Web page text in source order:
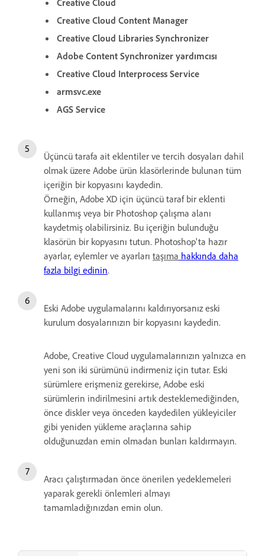
Creative Cloud
Creative Cloud Content Manager
Creative Cloud Libraries Synchronizer
Adobe Content Synchronizer yardımcısı
Creative Cloud Interprocess Service
armsvc.exe
AGS Service
Üçüncü tarafa ait eklentiler ve tercih dosyaları dahil
olmak üzere Adobe ürün klasörlerinde bulunan tüm
içeriğin bir kopyasını kaydedin.
Örneğin, Adobe XD için üçüncü taraf bir eklenti
kullanmış veya bir Photoshop çalışma alanı
kaydetmiş olabilirsiniz. Bu içeriğin bulunduğu
klasörün bir kopyasını tutun. Photoshop'ta hazır
ayarlar, eylemler ve ayarları taşıma hakkında daha
fazla bilgi edinin.
Eski Adobe uygulamalarını kaldırıyorsanız eski
kurulum dosyalarınızın bir kopyasını kaydedin.
Adobe, Creative Cloud uygulamalarınızın yalnızca en
yeni son iki sürümünü indirmeniz için tutar. Eski
sürümlere erişmeniz gerekirse, Adobe eski
sürümlerin indirilmesini artık desteklemediğinden,
önce diskler veya önceden kaydedilen yükleyiciler
gibi yeniden yükleme araçlarına sahip
olduğunuzdan emin olmadan bunları kaldırmayın.
Aracı çalıştırmadan önce önerilen yedeklemeleri
yaparak gerekli önlemleri almayı
tamamladığınızdan emin olun.